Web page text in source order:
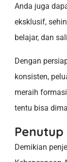
Anda juga
eksklusif,
belajar, dan
Dengan
konsisten,
meraih
tentu bisa
Penutup
Demikian